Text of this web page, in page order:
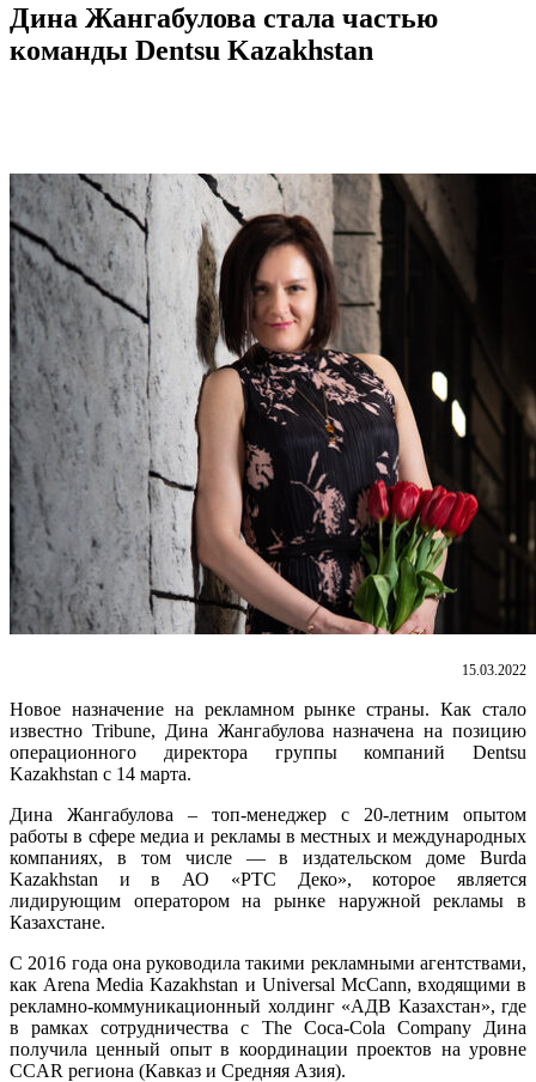
Дина Жангабулова стала частью
команды Dentsu Kazakhstan
15.03.2022
Новое назначение на рекламном рынке страны. Как стало
известно Tribune, Дина Жангабулова назначена на позицию
операционного директора группы компаний Dentsu
Kazakhstan с 14 марта.
Дина Жангабулова – топ-менеджер с 20-летним опытом
работы в сфере медиа и рекламы в местных и международных
компаниях, в том числе — в издательском доме Burda
Kazakhstan и в АО «РТС Деко», которое является
лидирующим оператором на рынке наружной рекламы в
Казахстане.
С 2016 года она руководила такими рекламными агентствами,
как Arena Media Kazakhstan и Universal McCann, входящими в
рекламно-коммуникационный холдинг «АДВ Казахстан», где
в рамках сотрудничества с The Coca-Cola Company Дина
получила ценный опыт в координации проектов на уровне
CCAR региона (Кавказ и Средняя Азия).